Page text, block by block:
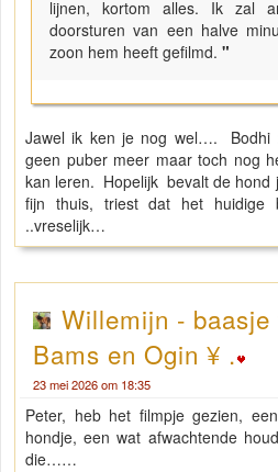
lijnen, kortom alles. Ik zal
doorsturen van een halve
zoon hem heeft gefilmd. "
Jawel ik ken je nog wel…. Bodhi
geen puber meer maar toch nog
kan leren. Hopelijk bevalt de hond
fijn thuis, triest dat het huidige
..vreselijk…
Willemijn - baasje
Bams en Ogin ¥ .
23 mei 2026 om 18:35
Peter, heb het filmpje gezien,
hondje, een wat afwachtende
die……